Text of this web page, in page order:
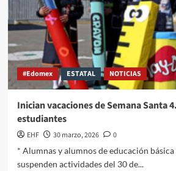
#Edomex ESTATAL NOTICIAS
Inician vacaciones de Semana Santa
estudiantes
EHF 30 marzo, 2026
0
* Alumnas y alumnos de educación
suspenden actividades del 30 de...